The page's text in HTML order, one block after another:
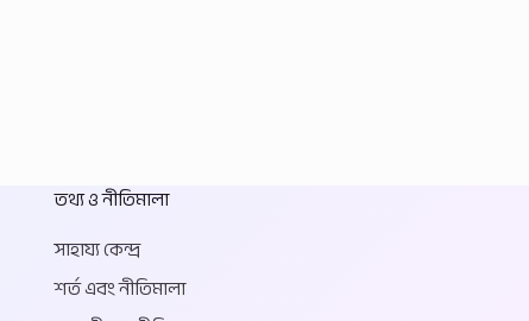
তথ্য ও নীতিমালা
সাহায্য কেন্দ্র
শর্ত এবং নীতিমালা